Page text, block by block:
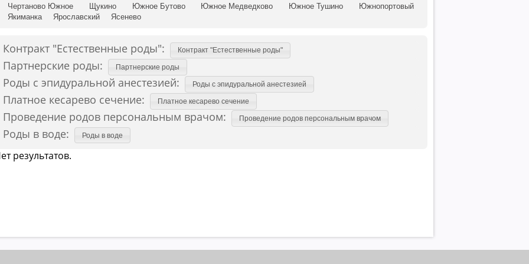
Чертаново Южное
Щукино Южное Бутово Южное Медведково Южное Тушино
Южнопортовый
Якиманка
Ярославский Ясенево
Контракт "Естественные роды": Контракт "Естественные роды"
Партнерские роды: Партнерские роды
Роды с эпидуральной анестезией: Роды с эпидуральной анестезией
Платное кесарево сечение: Платное кесарево сечение
Проведение родов персональным врачом: Проведение родов персональным врачом
Роды в воде: Роды в воде
результатов.